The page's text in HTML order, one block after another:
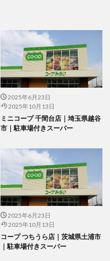
2025年6月23日
2025年10月13日
ミニコープ 千間台店｜埼玉県越谷
市｜駐車場付きスーパー
2025年6月23日
2025年10月13日
コープ つちうら店｜茨城県土浦市
｜駐車場付きスーパー